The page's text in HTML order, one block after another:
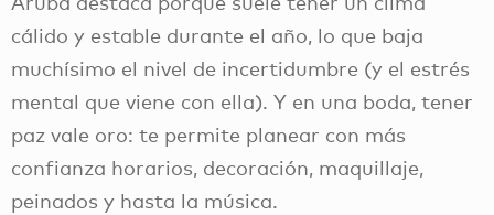
cálido y estable durante el año, lo que baja
muchísimo el nivel de incertidumbre (y el estrés
mental que viene con ella). Y en una boda, tener
paz vale oro: te permite planear con más
confianza horarios, decoración, maquillaje,
peinados y hasta la música.